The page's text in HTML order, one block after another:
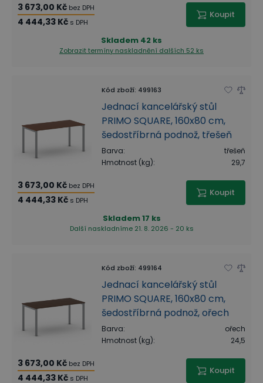
3 673,00 Kč bez DPH
4 444,33 Kč s DPH
Koupit
Skladem 42 ks
Zobrazit termíny naskladnění dalších 52 ks
Kód zboží: 499163
Jednací kancelářský stůl
PRIMO SQUARE, 160x80 cm,
šedostříbrná podnož, třešeň
Barva:
třešeň
Hmotnost (kg): 29,7
3 673,00 Kč bez DPH
4 444,33 Kč s DPH
Koupit
Skladem17 ks
Další naskladníme 21. 8. 2026 - 20 ks
Kód zboží: 499164
Jednací kancelářský stůl
PRIMO SQUARE, 160x80 cm,
šedostříbrná podnož, ořech
Barva:
ořech
Hmotnost (kg): 24,5
3 673,00 Kč bez DPH
4 444,33 Kč s DPH
Koupit